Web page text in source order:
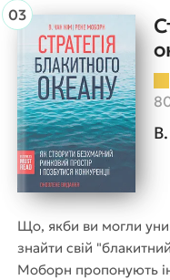
Що, якби ви могли
знайти свій
Моборн пропонують